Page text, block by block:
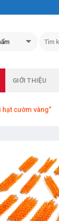
GIỚI THIỆU
hạt cườm vàng”